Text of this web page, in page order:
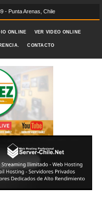
- Punta Arenas, Chile
ONLINE VER VIDEO ONLINE
CONTACTO